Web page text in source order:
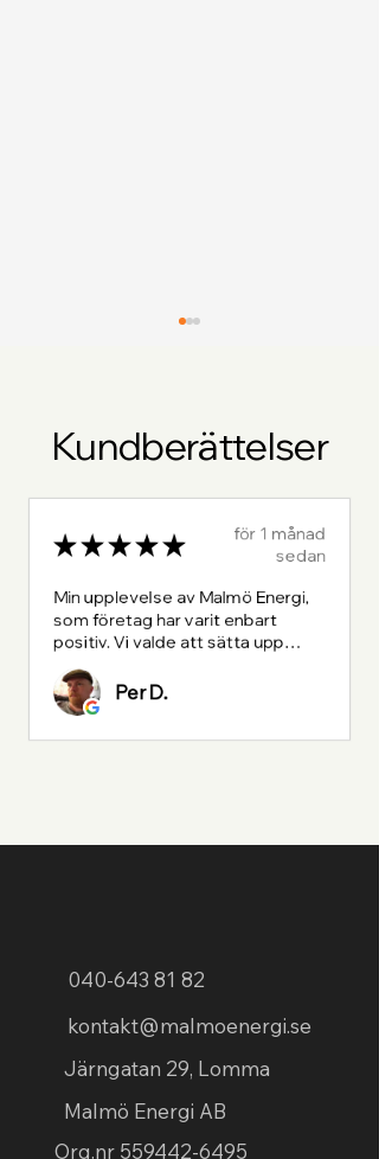
Sigenergy är skalbart
Kundberättelser
★ ★ ★ ★ ★
för 1 månad
sedan
Min upplevelse av Malmö Energi,
som företag har varit enbart
positiv. Vi valde att sätta upp
vertikala solceller, batteri och
billaddare.
Allt var proffesionellt utfört o...
Per D.
040-643 81 82
kontakt@malmoenergi.se
Järngatan 29, Lomma
Malmö Energi AB
Org.nr 559442-6495